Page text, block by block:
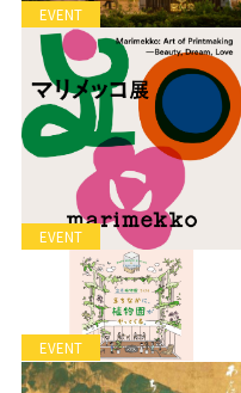
EVENT
EVENT
EVENT